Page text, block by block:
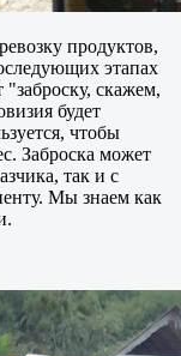
продуктов,
этапах
скажем,
будет
чтобы
Заброска может
так и с
Мы знаем как